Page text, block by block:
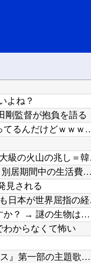
よね？
剛監督が抱負を語る
彼氏が『この車』買おうとして私と
日本
離婚調停→裁判で5年、結局離婚成立したものの 別居期間中の生活費で1000万近くむしりとら...
見される
石油も
そこには目と口と鼻があった。これはキメラですか？ → 謎の生物はこちらです…
からなくて怖い
【ホロEN】 カリオペ、劇場版『メイドインアビス』第一部の主題歌を担当！『アニソン歌手とし...